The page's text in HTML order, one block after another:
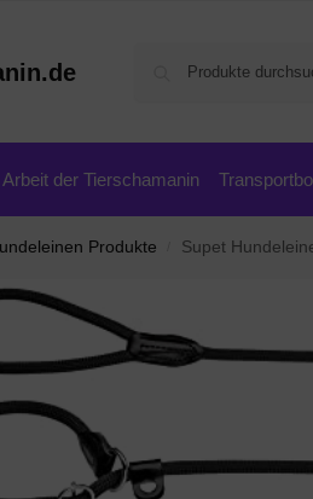
Arbeit der Tierschamanin
Produkte Supet Hundeleine